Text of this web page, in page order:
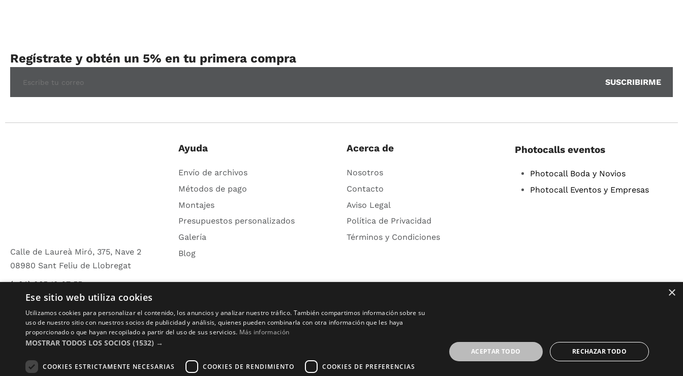
Regístrate y obtén un 5% en tu primera compra
Calle de Laureà Miró, 375, Nave 2
08980 Sant Feliu de Llobregat
(+34) 935 19 67 55
info@zonaplotter.com
Ayuda
Envío de archivos
Métodos de pago
Montajes
Presupuestos personalizados
Galería
Blog
Acerca de
Nosotros
Contacto
Aviso Legal
Política de Privacidad
Términos y Condiciones
Photocalls eventos
Photocall Boda y Novios
Photocall Eventos y Empresas
Copyright © 2016 – 2026 ZonaPlotter.com. All rights reserved.
×
Ese sitio web utiliza cookies
Utilizamos cookies para personalizar el contenido, los anuncios y analizar nuestro tráfico. También compartimos información sobre su
uso de nuestro sitio con nuestros socios de publicidad y análisis, quienes pueden combinarla con otra información que les haya
proporcionado o que hayan recopilado a partir del uso de sus servicios. Más información
MOSTRAR TODOS LOS SOCIOS (1532) →
COOKIES ESTRICTAMENTE NECESARIAS COOKIES DE RENDIMIENTO COOKIES DE PREFERENCIAS
ACEPTAR TODO RECHAZAR TODO